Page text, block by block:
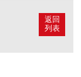
返回
列表